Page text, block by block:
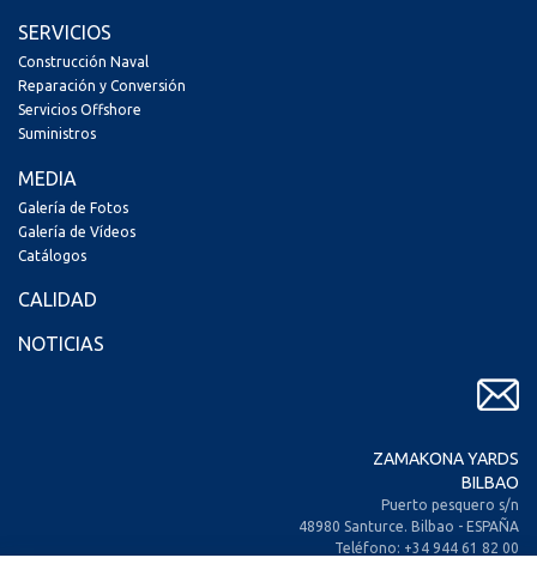
SERVICIOS
Construcción Naval
Reparación y Conversión
Servicios Offshore
Suministros
MEDIA
Galería de Fotos
Galería de Vídeos
Catálogos
CALIDAD
NOTICIAS
ZAMAKONA YARDS
BILBAO
Puerto pesquero s/n
48980 Santurce. Bilbao - ESPAÑA
Teléfono: +34 944 61 82 00